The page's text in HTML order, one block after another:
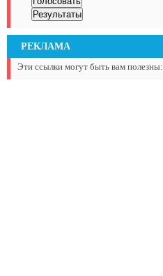
РЕКЛАМА
Эти ссылки могут быть вам полезны: